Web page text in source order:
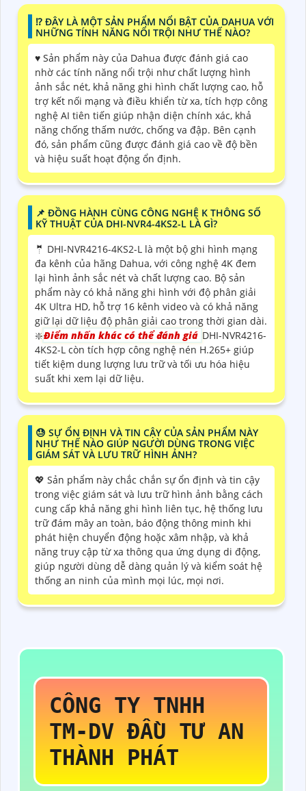
⁉️ ĐÂY LÀ MỘT SẢN PHẨM NỔI BẬT CỦA DAHUA VỚI
NHỮNG TÍNH NĂNG NỔI TRỘI NHƯ THẾ NÀO?
♥️ Sản phẩm này của Dahua được đánh giá cao
nhờ các tính năng nổi trội như chất lượng hình
ảnh sắc nét, khả năng ghi hình chất lượng cao, hỗ
trợ kết nối mạng và điều khiển từ xa, tích hợp công
nghệ AI tiên tiến giúp nhận diện chính xác, khả
năng chống thấm nước, chống va đập. Bên cạnh
đó, sản phẩm cũng được đánh giá cao về độ bền
và hiệu suất hoạt động ổn định.
📌 ĐỒNG HÀNH CÙNG CÔNG NGHỆ K THÔNG SỐ
KỸ THUẬT CỦA DHI-NVR4-4KS2-L LÀ GÌ?
🤵 DHI-NVR4216-4KS2-L là một bộ ghi hình mạng
đa kênh của hãng Dahua, với công nghệ 4K đem
lại hình ảnh sắc nét và chất lượng cao. Bộ sản
phẩm này có khả năng ghi hình với độ phân giải
4K Ultra HD, hỗ trợ 16 kênh video và có khả năng
giữ lại dữ liệu độ phân giải cao trong thời gian dài.
❇️Điểm nhấn khác có thể đánh giá DHI-NVR4216-
4KS2-L còn tích hợp công nghệ nén H.265+ giúp
tiết kiệm dung lượng lưu trữ và tối ưu hóa hiệu
suất khi xem lại dữ liệu.
😓 SỰ ỔN ĐỊNH VÀ TIN CẬY CỦA SẢN PHẨM NÀY
NHƯ THẾ NÀO GIÚP NGƯỜI DÙNG TRONG VIỆC
GIÁM SÁT VÀ LƯU TRỮ HÌNH ẢNH?
💖 Sản phẩm này chắc chắn sự ổn định và tin cậy
trong việc giám sát và lưu trữ hình ảnh bằng cách
cung cấp khả năng ghi hình liên tục, hệ thống lưu
trữ đám mây an toàn, báo động thông minh khi
phát hiện chuyển động hoặc xâm nhập, và khả
năng truy cập từ xa thông qua ứng dụng di động,
giúp người dùng dễ dàng quản lý và kiểm soát hệ
thống an ninh của mình mọi lúc, mọi nơi.
CÔNG TY TNHH
TM-DV ĐẦU TƯ AN
THÀNH PHÁT